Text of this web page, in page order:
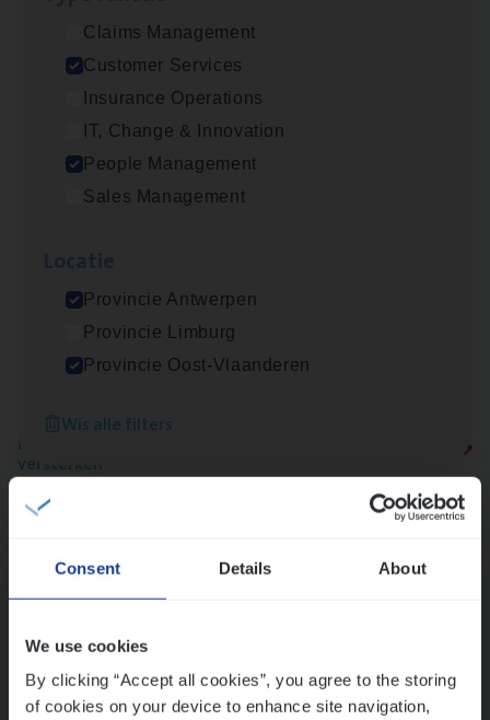
Consent Details About
We use cookies
By clicking “Accept all cookies”, you agree to the storing
of cookies on your device to enhance site navigation,
Claims Management
Customer Services
Insurance Operations
IT, Change & Innovation
People Management
Sales Management
Provincie Antwerpen
Provincie Limburg
Provincie Oost-Vlaanderen
Wis alle filters
Cus­to­mer Care Expert
Hospitalisatieverzekeringen
Customer Services
Antwerpen
Antwerpen
Meer dan collega’s: hoe Julie en Aurélie elkaar
versterken
Mathias houdt van diepgaande dossiers én droge
humor
Thalia zoekt graag oplossingen, in games én op het
werk
Ons sollicitatieproces